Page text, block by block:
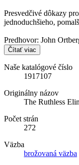
Presvedčivé dôkazy
jednoduchšieho,
Predhovor: John
Čítať viac
Naše katalógové číslo
1917107
Originálny názov
The Ruthless
Počet strán
272
Väzba
brožovaná väzba